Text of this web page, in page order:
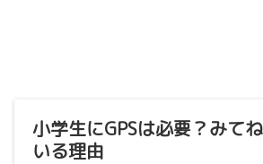
小学生にGPSは必要？みて
いる理由